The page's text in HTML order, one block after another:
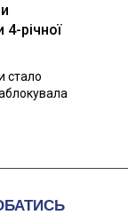
річної
стало